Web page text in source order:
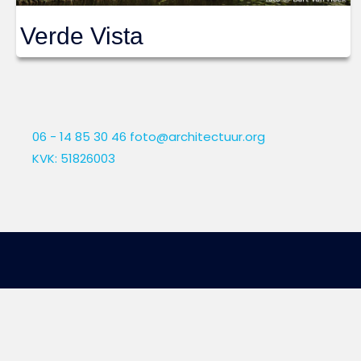
Verde Vista
06 - 14 85 30 46 foto@architectuur.org
KVK: 51826003